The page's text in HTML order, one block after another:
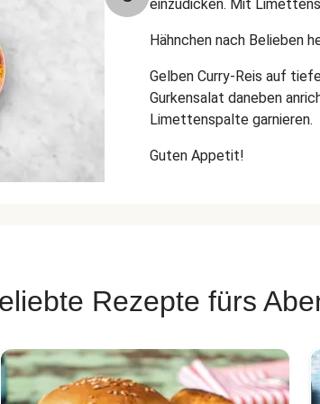
einzudicken. Mit
Hähnchen nach Belieben
Gelben Curry-Reis auf
Gurkensalat daneben
Limettenspalte garnieren.
Guten Appetit!
Rezepte fürs